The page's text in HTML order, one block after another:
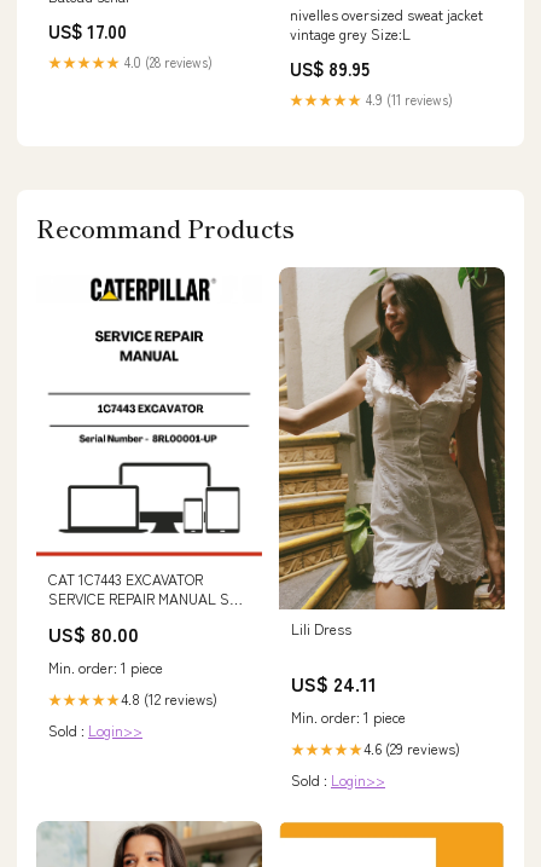
US$ 17.00
★★★★★ 4.0 (28 reviews)
nivelles oversized sweat jacket
vintage grey Size:L
US$ 89.95
★★★★★ 4.9 (11 reviews)
Recommand Products
CAT 1C7443 EXCAVATOR
SERVICE REPAIR MANUAL S/N
US$ 80.00
Min. order: 1 piece
★★★★★4.8 (12 reviews)
Sold : Login>>
Lili Dress
US$ 24.11
Min. order: 1 piece
★★★★★4.6 (29 reviews)
Sold : Login>>